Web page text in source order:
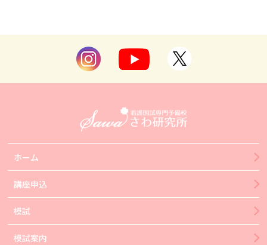
ホーム
講座申込
模試
模試案内